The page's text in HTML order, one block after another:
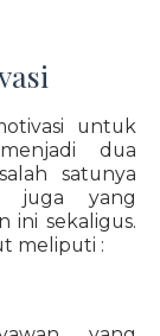
untuk
dua
satunya
juga yang
ini sekaligus.
meliputi :